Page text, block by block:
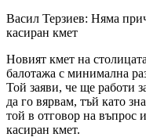
Васил Терзиев: Няма
касиран кмет
Новият кмет на
балотажа с минимална
Той заяви, че ще работи
да го вярвам, тъй като
той в отговор на въпрос
касиран кмет.